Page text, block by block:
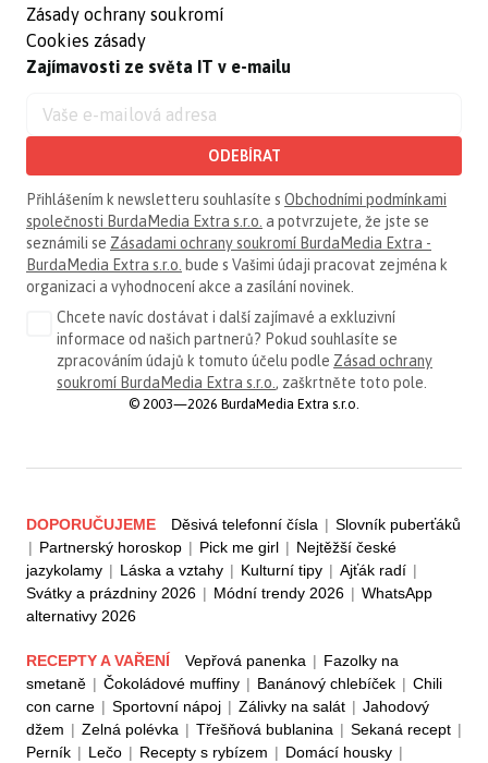
Zásady ochrany soukromí
Cookies zásady
Zajímavosti ze světa IT v e-mailu
ODEBÍRAT
Přihlášením k newsletteru souhlasíte s Obchodními podmínkami
společnosti BurdaMedia Extra s.r.o. a potvrzujete, že jste se
seznámili se Zásadami ochrany soukromí BurdaMedia Extra -
BurdaMedia Extra s.r.o. bude s Vašimi údaji pracovat zejména k
organizaci a vyhodnocení akce a zasílání novinek.
Chcete navíc dostávat i další zajímavé a exkluzivní
informace od našich partnerů? Pokud souhlasíte se
zpracováním údajů k tomuto účelu podle Zásad ochrany
soukromí BurdaMedia Extra s.r.o., zaškrtněte toto pole.
© 2003—2026 BurdaMedia Extra s.r.o.
DOPORUČUJEME Děsivá telefonní čísla | Slovník puberťáků
| Partnerský horoskop | Pick me girl | Nejtěžší české
jazykolamy | Láska a vztahy | Kulturní tipy | Ajťák radí |
Svátky a prázdniny 2026 | Módní trendy 2026 | WhatsApp
alternativy 2026
RECEPTY A VAŘENÍ Vepřová panenka | Fazolky na
smetaně | Čokoládové muffiny | Banánový chlebíček | Chili
con carne | Sportovní nápoj | Zálivky na salát | Jahodový
džem | Zelná polévka | Třešňová bublanina | Sekaná recept |
Perník | Lečo | Recepty s rybízem | Domácí housky |